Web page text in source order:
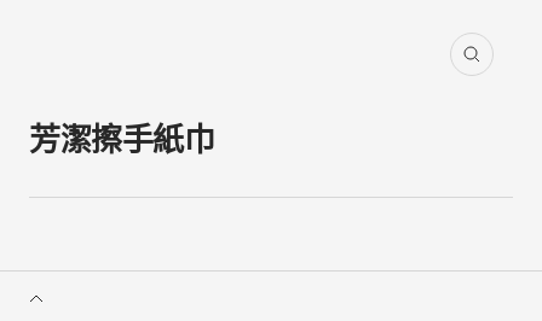
縮
芳潔擦手紙巾